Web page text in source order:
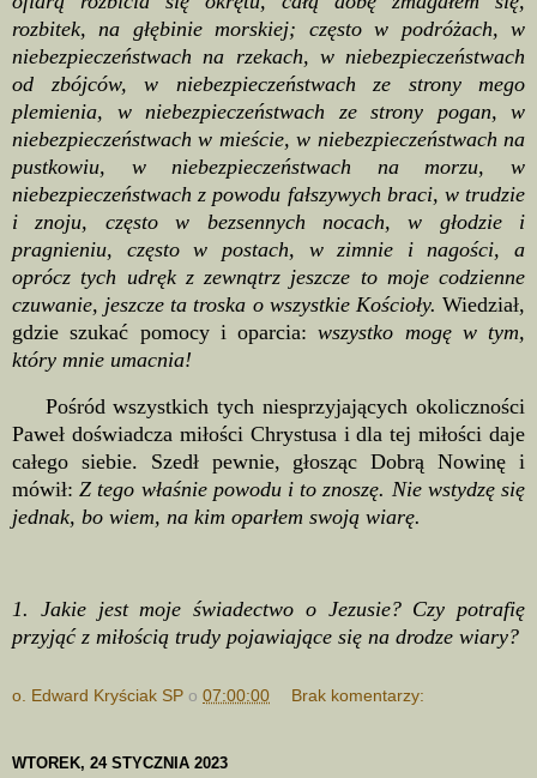
rozbitek, na głębinie morskiej; często w podróżach, w
niebezpieczeństwach na rzekach, w niebezpieczeństwach
od zbójców, w niebezpieczeństwach ze strony mego
plemienia, w niebezpieczeństwach ze strony pogan, w
niebezpieczeństwach w mieście, w niebezpieczeństwach na
pustkowiu, w niebezpieczeństwach na morzu, w
niebezpieczeństwach z powodu fałszywych braci, w trudzie
i znoju, często w bezsennych nocach, w głodzie i
pragnieniu, często w postach, w zimnie i nagości, a
oprócz tych udręk z zewnątrz jeszcze to moje codzienne
czuwanie, jeszcze ta troska o wszystkie Kościoły. Wiedział,
gdzie szukać pomocy i oparcia:wszystko mogę w tym,
który mnie umacnia!
Pośród wszystkich tych niesprzyjających okoliczności
Paweł doświadcza miłości Chrystusa i dla tej miłości daje
całego siebie. Szedł pewnie, głosząc Dobrą Nowinę i
mówił:Z tego właśnie powodu i to znoszę. Nie wstydzę się
jednak, bo wiem, na kim oparłem swoją wiarę.
1. Jakie jest moje świadectwo o Jezusie? Czy potrafię
przyjąć z miłością trudy pojawiające się na drodze wiary?
o. Edward Kryściak SP o 07:00:00 Brak komentarzy:
WTOREK, 24 STYCZNIA 2023